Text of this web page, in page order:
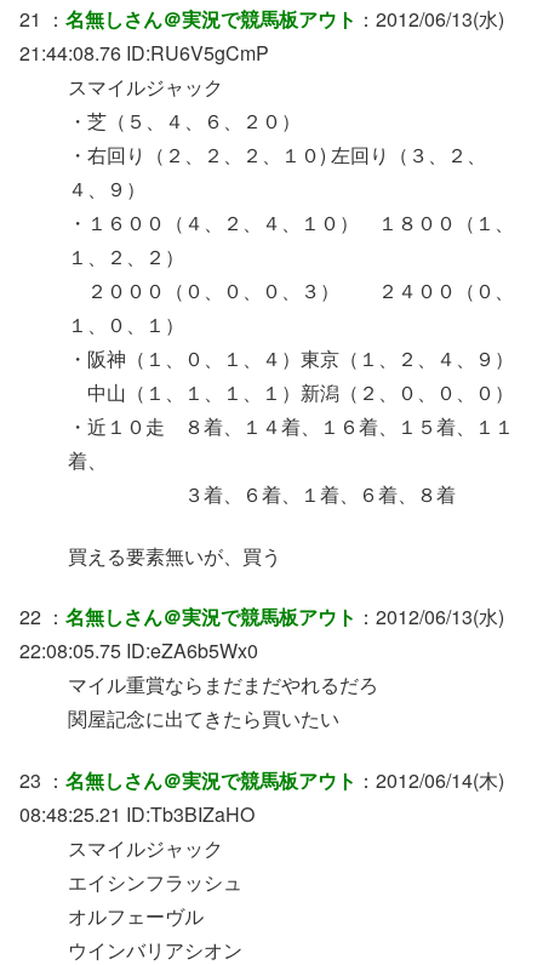
21 ： 名無しさん＠実況で競馬板アウト ：2012/06/13(水)
21:44:08.76 ID:RU6V5gCmP
スマイルジャック
・芝（５、４、６、２０）
・右回り（２、２、２、１０) 左回り（３、２、
４、９）
・１６００（４、２、４、１０） １８００（１、
１、２、２）
２０００（０、０、０、３） ２４００（０、
１、０、１）
・阪神（１、０、１、４）東京（１、２、４、９）
中山（１、１、１、１）新潟（２、０、０、０）
・近１０走 ８着、１４着、１６着、１５着、１１
着、
３着、６着、１着、６着、８着
買える要素無いが、買う
22 ： 名無しさん＠実況で競馬板アウト ：2012/06/13(水)
22:08:05.75 ID:eZA6b5Wx0
マイル重賞ならまだまだやれるだろ
関屋記念に出てきたら買いたい
23 ： 名無しさん＠実況で競馬板アウト ：2012/06/14(木)
08:48:25.21 ID:Tb3BIZaHO
スマイルジャック
エイシンフラッシュ
オルフェーヴル
ウインバリアシオン